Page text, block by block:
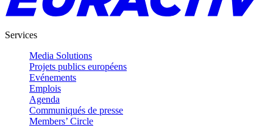
Services
Media Solutions
Projets publics européens
Evénements
Emplois
Agenda
Communiqués de presse
Members’ Circle